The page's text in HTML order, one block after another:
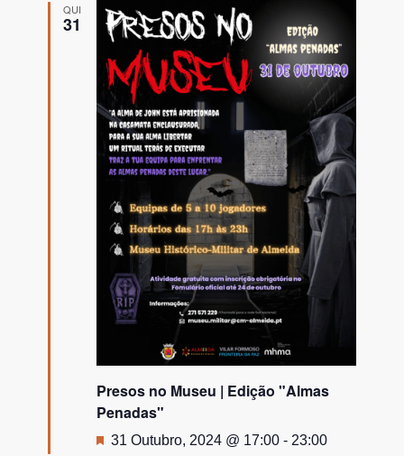
QUI
31
Presos no Museu | Edição "Almas
Penadas"
Destaque
31 Outubro, 2024 @ 17:00 - 23:00